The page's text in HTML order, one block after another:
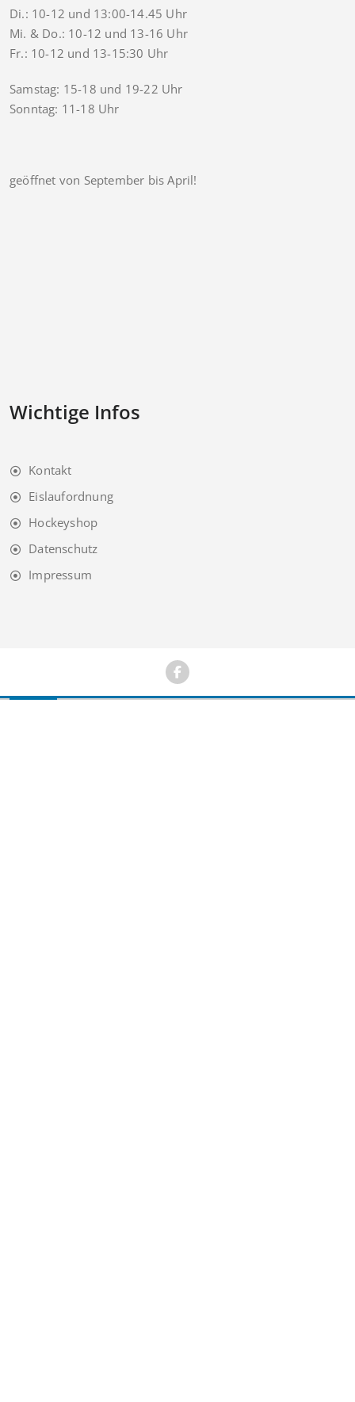
Di.: 10-12 und 13:00-14.45 Uhr
Mi. & Do.: 10-12 und 13-16 Uhr
Fr.: 10-12 und 13-15:30 Uhr
Samstag: 15-18 und 19-22 Uhr
Sonntag: 11-18 Uhr
geöffnet von September bis April!
Wichtige Infos
Kontakt
Eislaufordnung
Hockeyshop
Datenschutz
Impressum